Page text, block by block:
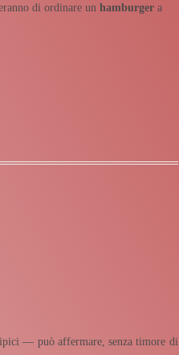
di ordinare un hamburger a
— può affermare, senza timore di